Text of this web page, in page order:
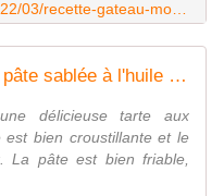
Tarte crumble aux pommes, pâte sablée à l'huile - Recette en vidéo - www.sucreetepices.com
délicieuse tarte aux
bien croustillante et le
La pâte est bien friable,